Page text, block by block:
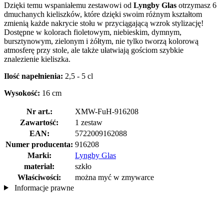
Dzięki temu wspaniałemu zestawowi od Lyngby Glas otrzymasz 6
dmuchanych kieliszków, które dzięki swoim różnym kształtom
zmienią każde nakrycie stołu w przyciągającą wzrok stylizację!
Dostępne w kolorach fioletowym, niebieskim, dymnym,
bursztynowym, zielonym i żółtym, nie tylko tworzą kolorową
atmosferę przy stole, ale także ułatwiają gościom szybkie
znalezienie kieliszka.
Ilość napełnienia: 2,5 - 5 cl
Wysokość: 16 cm
Nr art.:
XMW-FuH-916208
Zawartość:
1 zestaw
EAN:
5722009162088
Numer producenta: 916208
Marki:
Lyngby Glas
materiał:
szkło
Właściwości:
można myć w zmywarce
Informacje prawne